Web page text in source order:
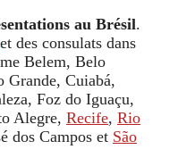
au Brésil.
et des consulats dans
Belem, Belo
Grande, Cuiabá,
Foz do Iguaçu,
Alegre, Recife, Rio
dos Campos et São